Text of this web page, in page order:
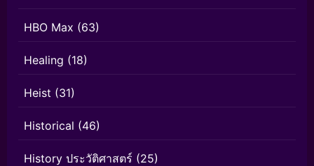
HBO Max (63)
Healing (18)
Heist (31)
Historical (46)
History ประวัติศาสตร์ (25)